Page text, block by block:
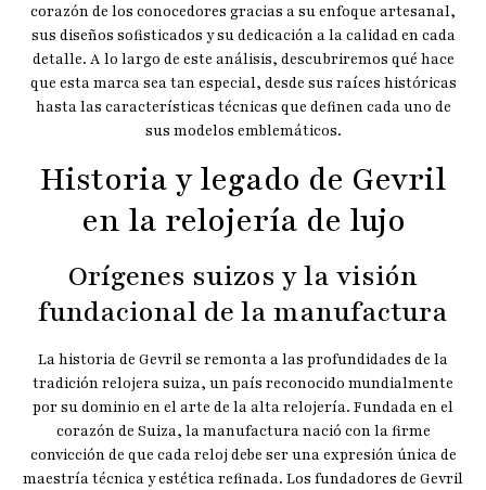
corazón de los conocedores gracias a su enfoque artesanal,
sus diseños sofisticados y su dedicación a la calidad en cada
detalle. A lo largo de este análisis, descubriremos qué hace
que esta marca sea tan especial, desde sus raíces históricas
hasta las características técnicas que definen cada uno de
sus modelos emblemáticos.
Historia y legado de Gevril
en la relojería de lujo
Orígenes suizos y la visión
fundacional de la manufactura
La historia de Gevril se remonta a las profundidades de la
tradición relojera suiza, un país reconocido mundialmente
por su dominio en el arte de la alta relojería. Fundada en el
corazón de Suiza, la manufactura nació con la firme
convicción de que cada reloj debe ser una expresión única de
maestría técnica y estética refinada. Los fundadores de Gevril